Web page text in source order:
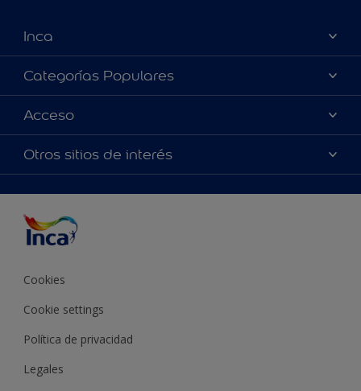
Inca
Acerca de Inca
Contactanos
Encontrá un distribuidor Inca
Categorías Populares
Colores
Productos
Inspiración
Acceso
Accesibilidad
Precisión del color
Otros sitios de interés
Cookies
Cookie settings
Política de privacidad
Legales